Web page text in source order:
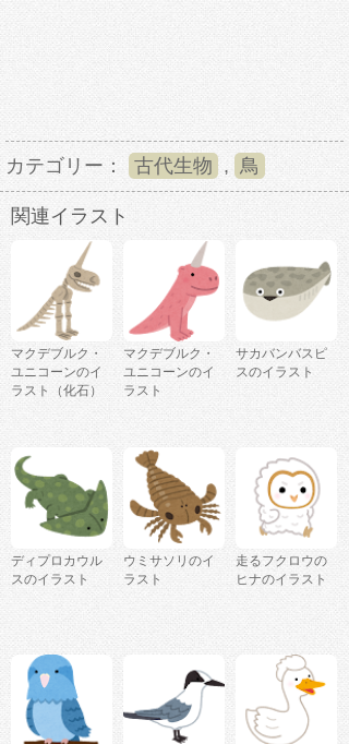
カテゴリー： 古代生物 , 鳥
関連イラスト
マクデブルク・
ユニコーンのイ
ラスト（化石）
マクデブルク・
ユニコーンのイ
ラスト
サカバンバスピ
スのイラスト
ディプロカウル
スのイラスト
ウミサソリのイ
ラスト
走るフクロウの
ヒナのイラスト